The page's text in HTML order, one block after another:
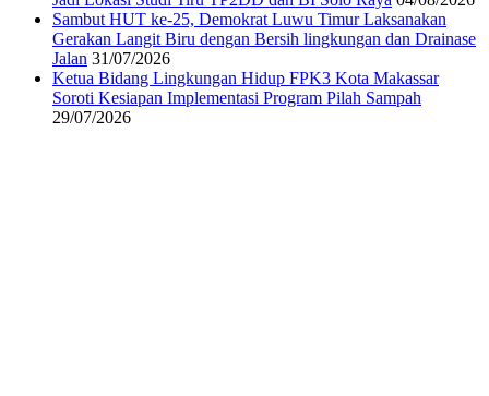
Sambut HUT ke-25, Demokrat Luwu Timur Laksanakan
Gerakan Langit Biru dengan Bersih lingkungan dan Drainase
Jalan 31/07/2026
Ketua Bidang Lingkungan Hidup FPK3 Kota Makassar
Soroti Kesiapan Implementasi Program Pilah Sampah
29/07/2026